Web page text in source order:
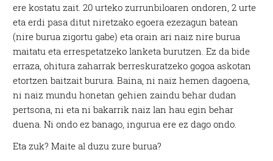
ere kostatu zait. 20 urteko zurrunbiloaren ondoren, 2 urte
eta erdi pasa ditut niretzako egoera ezezagun batean
(nire burua zigortu gabe) eta orain ari naiz nire burua
maitatu eta errespetatzeko lanketa burutzen. Ez da bide
erraza, ohitura zaharrak berreskuratzeko gogoa askotan
etortzen baitzait burura. Baina, ni naiz hemen dagoena,
ni naiz mundu honetan gehien zaindu behar dudan
pertsona, ni eta ni bakarrik naiz lan hau egin behar
duena. Ni ondo ez banago, ingurua ere ez dago ondo.
Eta zuk? Maite al duzu zure burua?